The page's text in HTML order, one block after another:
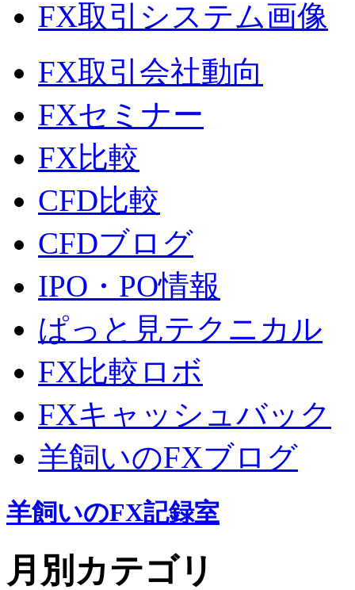
FX取引システム画像
FX取引会社動向
FXセミナー
FX比較
CFD比較
CFDブログ
IPO・PO情報
ぱっと見テクニカル
FX比較ロボ
FXキャッシュバック
羊飼いのFXブログ
羊飼いのFX記録室
月別カテゴリ